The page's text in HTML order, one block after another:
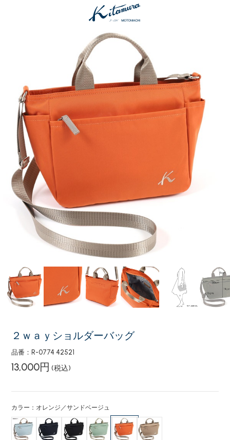
２ｗａｙショルダーバッグ
品番：R-0774 42521
13,000円 (税込)
カラー：オレンジ／サンドベージュ